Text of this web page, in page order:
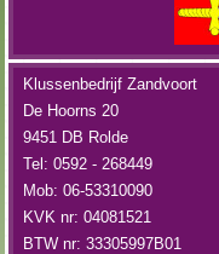
Klussenbedrijf Zandvoort
De Hoorns 20
9451 DB Rolde
Tel: 0592 - 268449
Mob: 06-53310090
KVK nr: 04081521
BTW nr: 33305997B01